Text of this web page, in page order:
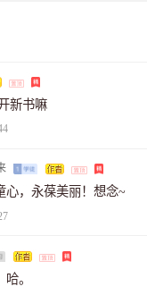
新书嘛
心，永葆美丽！想念~
。